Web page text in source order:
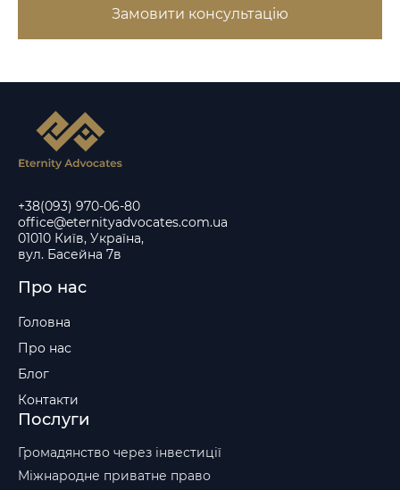
Замовити консультацію
+38(093) 970-06-80
office@eternityadvocates.com.ua
01010 Київ, Україна,
вул. Басейна 7в
Про нас
Головна
Про нас
Блог
Контакти
Послуги
Громадянство через інвестиції
Міжнародне приватне право